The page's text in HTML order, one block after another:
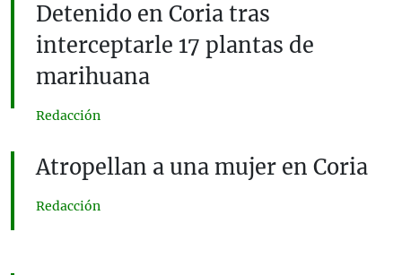
Detenido en Coria tras
interceptarle 17 plantas de
marihuana
Redacción
Atropellan a una mujer en Coria
Redacción